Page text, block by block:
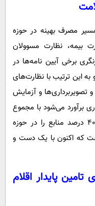
مصرف بهینه در حوزه
بیمه، نظارت مسوولان
برخی آیین نامه‌ها در
این ترتیب با نظارت‌های
تصویربرداری‌ها و آزمایش
برآورد می‌شود با مجموع
این اقدامات می‌توان جلوی پرت ۳۰ تا ۴۰ درصد منابع را در حوزه
که اکنون با یک دست و
پایدار اقلام